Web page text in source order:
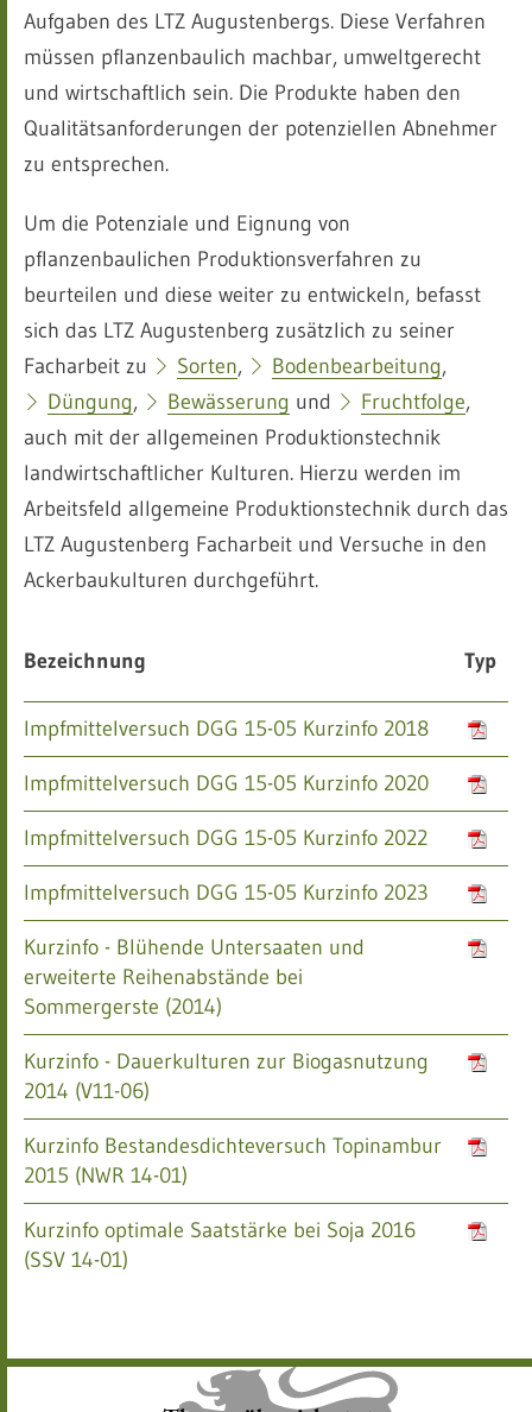
Aufgaben des LTZ Augustenbergs. Diese Verfahren
müssen pflanzenbaulich machbar, umweltgerecht
und wirtschaftlich sein. Die Produkte haben den
Qualitätsanforderungen der potenziellen Abnehmer
zu entsprechen.
Um die Potenziale und Eignung von
pflanzenbaulichen Produktionsverfahren zu
beurteilen und diese weiter zu entwickeln, befasst
sich das LTZ Augustenberg zusätzlich zu seiner
Facharbeit zu
Sorten, Bodenbearbeitung,
Düngung, Bewässerung und Fruchtfolge,
auch mit der allgemeinen Produktionstechnik
landwirtschaftlicher Kulturen. Hierzu werden im
Arbeitsfeld allgemeine Produktionstechnik durch das
LTZ Augustenberg Facharbeit und Versuche in den
Ackerbaukulturen durchgeführt.
Bezeichnung Typ
Impfmittelversuch DGG 15-05 Kurzinfo 2018
Impfmittelversuch DGG 15-05 Kurzinfo 2020
Impfmittelversuch DGG 15-05 Kurzinfo 2022
Impfmittelversuch DGG 15-05 Kurzinfo 2023
Kurzinfo - Blühende Untersaaten und
erweiterte Reihenabstände bei
Sommergerste (2014)
Kurzinfo - Dauerkulturen zur Biogasnutzung
2014 (V11-06)
Kurzinfo Bestandesdichteversuch Topinambur
2015 (NWR 14-01)
Kurzinfo optimale Saatstärke bei Soja 2016
(SSV 14-01)